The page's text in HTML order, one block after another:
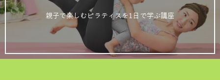
親子で楽しむピラティスを1日で学ぶ講座